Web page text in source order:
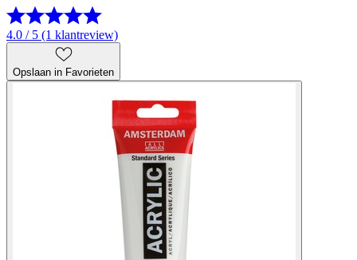
4.0 / 5 (1 klantreview)
Opslaan in Favorieten